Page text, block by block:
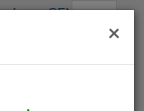
CEN
Menu
×